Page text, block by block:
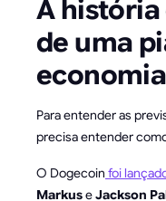
A história
de uma
Para entender as
precisa entender
O Dogecoin foi
MarkuseJackson